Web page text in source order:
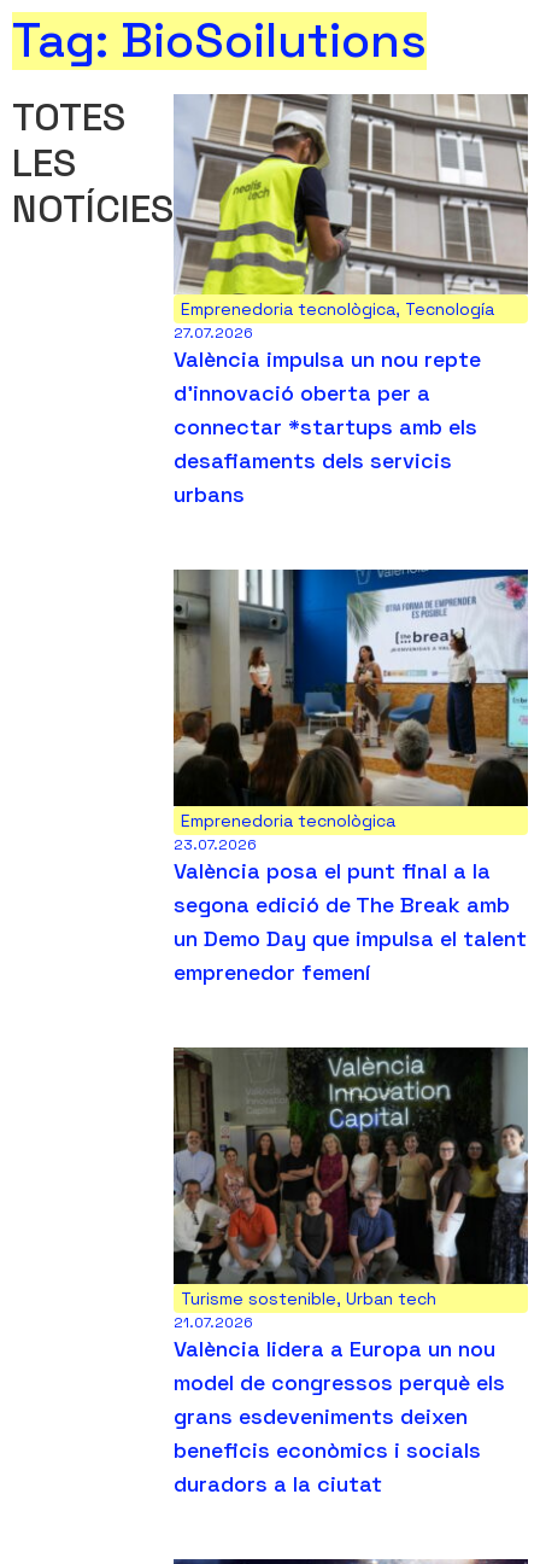
Tag: BioSoilutions
TOTES
LES
NOTÍCIES
Emprenedoria tecnològica, Tecnología
27.07.2026
València impulsa un nou repte
d’innovació oberta per a
connectar *startups amb els
desafiaments dels servicis
urbans
Emprenedoria tecnològica
23.07.2026
València posa el punt final a la
segona edició de The Break amb
un Demo Day que impulsa el talent
emprenedor femení
Turisme sostenible, Urban tech
21.07.2026
València lidera a Europa un nou
model de congressos perquè els
grans esdeveniments deixen
beneficis econòmics i socials
duradors a la ciutat